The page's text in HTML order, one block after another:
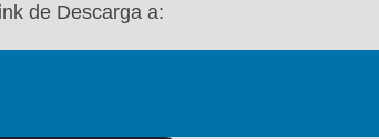
de Descarga a: